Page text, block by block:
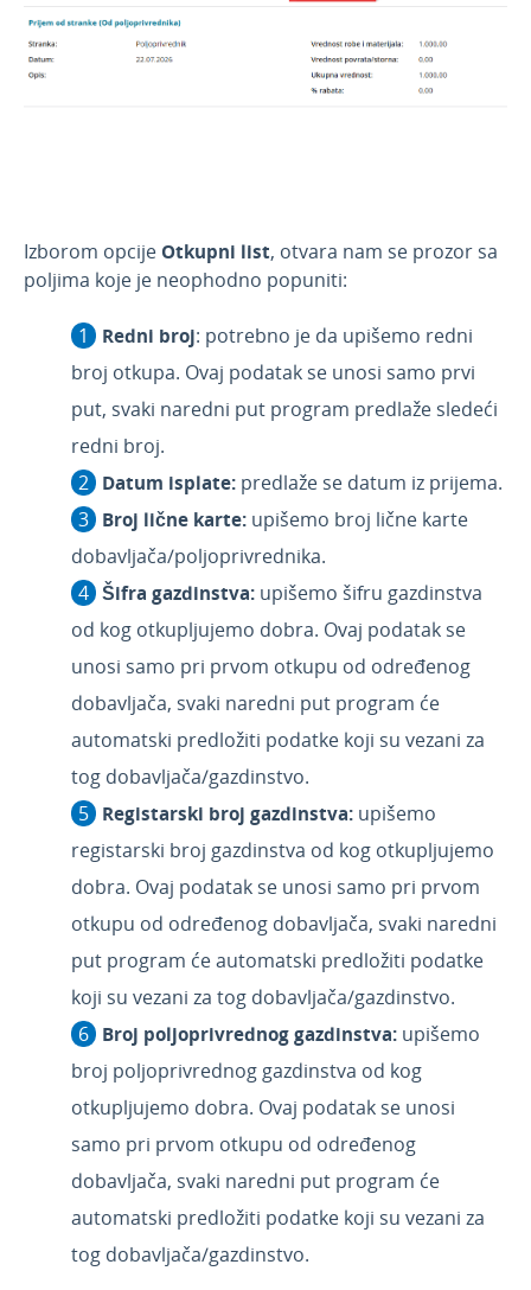
Mobilna aplikacija
Obračun kamate
Izborom opcije Otkupni list, otvara nam se prozor sa
poljima koje je neophodno popuniti:
Redni broj: potrebno je da upišemo redni
broj otkupa. Ovaj podatak se unosi samo prvi
put, svaki naredni put program predlaže sledeći
redni broj.
Datum isplate: predlaže se datum iz prijema.
Broj lične karte: upišemo broj lične karte
dobavljača/poljoprivrednika.
Šifra gazdinstva: upišemo šifru gazdinstva
od kog otkupljujemo dobra. Ovaj podatak se
unosi samo pri prvom otkupu od određenog
dobavljača, svaki naredni put program će
automatski predložiti podatke koji su vezani za
tog dobavljača/gazdinstvo.
Registarski broj gazdinstva: upišemo
registarski broj gazdinstva od kog otkupljujemo
dobra. Ovaj podatak se unosi samo pri prvom
otkupu od određenog dobavljača, svaki naredni
put program će automatski predložiti podatke
koji su vezani za tog dobavljača/gazdinstvo.
Broj poljoprivrednog gazdinstva: upišemo
broj poljoprivrednog gazdinstva od kog
otkupljujemo dobra. Ovaj podatak se unosi
samo pri prvom otkupu od određenog
dobavljača, svaki naredni put program će
automatski predložiti podatke koji su vezani za
tog dobavljača/gazdinstvo.